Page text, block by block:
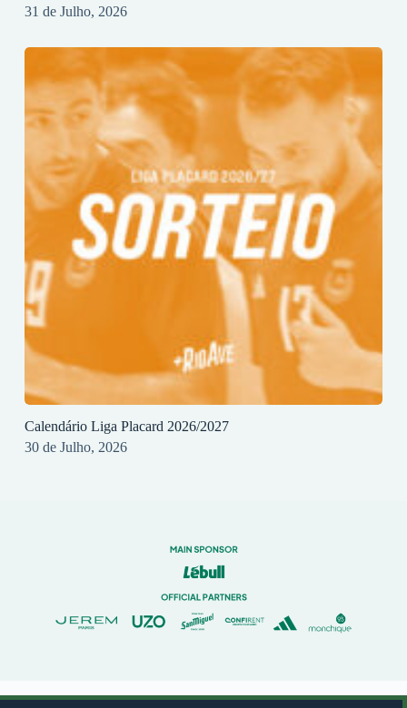
31 de Julho, 2026
Calendário Liga Placard 2026/2027
30 de Julho, 2026